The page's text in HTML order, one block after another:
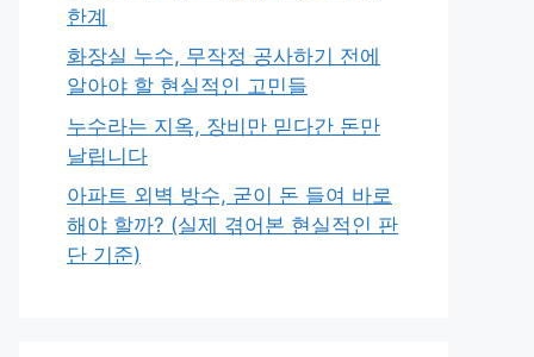
한계
화장실 누수, 무작정 공사하기 전에
알아야 할 현실적인 고민들
누수라는 지옥, 장비만 믿다간 돈만
날립니다
아파트 외벽 방수, 굳이 돈 들여 바로
해야 할까? (실제 겪어본 현실적인 판
단 기준)